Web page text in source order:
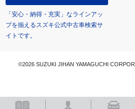
「安心・納得・充実」なラインアッ
プを揃えるスズキ公式中古車検索サ
イトです。
©2026 SUZUKI JIHAN YAMAGUCHI